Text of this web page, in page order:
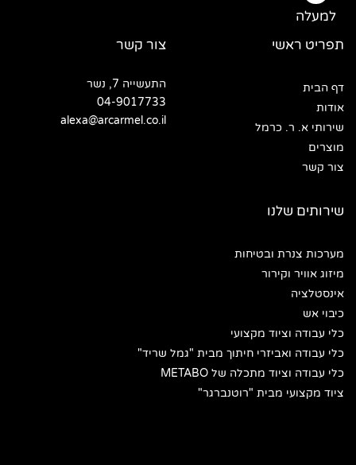
למעלה
תפריט ראשי
דף הבית
אודות
שירותי א. ר. כרמל
מוצרים
צור קשר
שירותים שלנו
מערכות צנרת ובטיחות
מיזוג אוויר וקירור
אינסטלציה
כיבוי אש
כלי עבודה וציוד מקצועי
כלי עבודה ואביזרי חיתוך מבית "גמל שריד"
כלי עבודה וציוד מתכלה של METABO
ציוד מקצועי מבית "רוטנברגר"
צור קשר
התעשייה 7, נשר
04-9017733
alexa@arcarmel.co.il